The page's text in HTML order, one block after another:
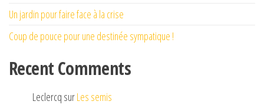
Un jardin pour faire face à la crise
Coup de pouce pour une destinée sympatique !
Recent Comments
Leclercq surLes semis